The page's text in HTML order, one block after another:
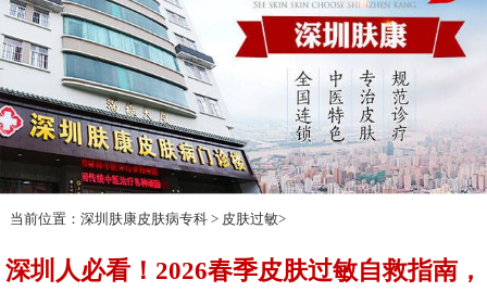
当前位置： 深圳肤康皮肤病专科> 皮肤过敏>
深圳人必看！2026春季皮肤过敏自救指南，